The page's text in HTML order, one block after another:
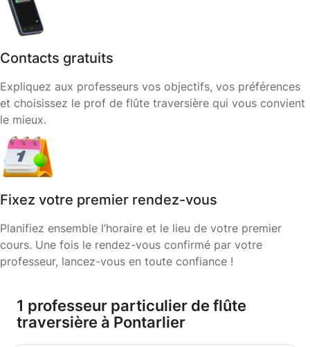
Contacts gratuits
Expliquez aux professeurs vos objectifs, vos préférences
et choisissez le prof de flûte traversière qui vous convient
le mieux.
Fixez votre premier rendez-vous
Planifiez ensemble l’horaire et le lieu de votre premier
cours. Une fois le rendez-vous confirmé par votre
professeur, lancez-vous en toute confiance !
1 professeur particulier de flûte
traversière à Pontarlier